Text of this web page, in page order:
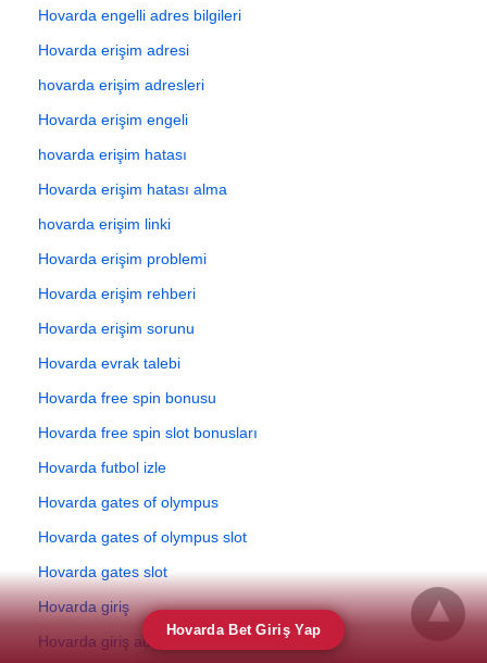
Hovarda Bet Giriş Yap
Hovarda engelli adres bilgileri
Hovarda erişim adresi
hovarda erişim adresleri
Hovarda erişim engeli
hovarda erişim hatası
Hovarda erişim hatası alma
hovarda erişim linki
Hovarda erişim problemi
Hovarda erişim rehberi
Hovarda erişim sorunu
Hovarda evrak talebi
Hovarda free spin bonusu
Hovarda free spin slot bonusları
Hovarda futbol izle
Hovarda gates of olympus
Hovarda gates of olympus slot
Hovarda gates slot
Hovarda giriş
Hovarda giriş adresi